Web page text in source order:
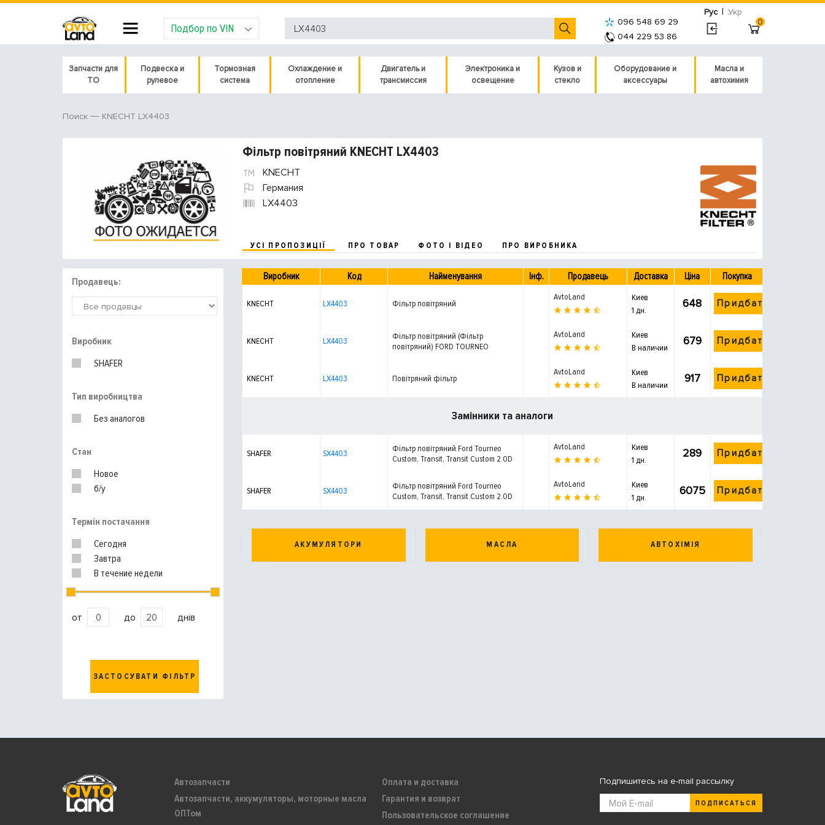
Рус | Укр
Подбор по VIN
096 548 69 29
044 229 53 86
0
Запчасти для
ТО
Подвеска и
рулевое
Тормозная
система
Охлаждение и
отопление
Двигатель и
трансмиссия
Электроника и
освещение
Кузов и
стекло
Оборудование и
аксессуары
Масла и
автохимия
Поиск KNECHT LX4403
Фільтр повітряний KNECHT LX4403
KNECHT
Германия
LX4403
УСІ ПРОПОЗИЦІЇ ПРО ТОВАР ФОТО І ВІДЕО ПРО ВИРОБНИКА
Продавець:
Виробник
SHAFER
Тип виробництва
Без аналогов
Стан
Новое
б/у
Термін постачання
Сегодня
Завтра
В течение недели
от до днів
ЗАСТОСУВАТИ ФІЛЬТР
Виробник Код Найменування Інф. Продавець Доставка Ціна Покупка
KNECHT LX4403 Фільтр повітряний
AvtoLand
Киев
1 дн.
648 Придбати
KNECHT LX4403
Фільтр повітряний (Фільтр
повітряний) FORD TOURNEO
TRANSPORTER T7, TRANSPORTER T7 /
AvtoLand
Киев
В наличии
679 Придбати
KNECHT LX4403 Повітряний фільтр
AvtoLand
Киев
В наличии
917 Придбати
Замінники та аналоги
SHAFER SX4403
Фільтр повітряний Ford Tourneo
Custom, Transit, Transit Custom 2.0D
AvtoLand
Киев
1 дн.
289 Придбати
SHAFER SX4403
Фільтр повітряний Ford Tourneo
Custom, Transit, Transit Custom 2.0D
AvtoLand
Киев
1 дн.
6075 Придбати
АКУМУЛЯТОРИ МАСЛА АВТОХІМІЯ
Автозапчасти
Автозапчасти, аккумуляторы, моторные масла
ОПТом
Оплата и доставка
Гарантия и возврат
Пользовательское соглашение
Подпишитесь на e-mail рассылку
ПОДПИСАТЬСЯ